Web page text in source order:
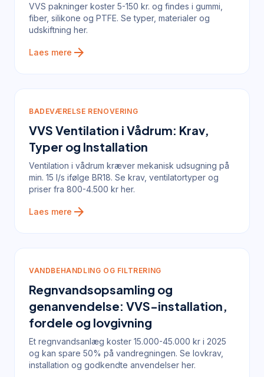
VVS pakninger koster 5-150 kr. og findes i gummi,
fiber, silikone og PTFE. Se typer, materialer og
udskiftning her.
Laes mere arrow_forward
BADEVÆRELSE RENOVERING
VVS Ventilation i Vådrum: Krav,
Typer og Installation
Ventilation i vådrum kræver mekanisk udsugning på
min. 15 l/s ifølge BR18. Se krav, ventilatortyper og
priser fra 800-4.500 kr her.
Laes mere arrow_forward
VANDBEHANDLING OG FILTRERING
Regnvandsopsamling og
genanvendelse: VVS-installation,
fordele og lovgivning
Et regnvandsanlæg koster 15.000-45.000 kr i 2025
og kan spare 50% på vandregningen. Se lovkrav,
installation og godkendte anvendelser her.